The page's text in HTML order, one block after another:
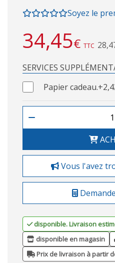
Soyez le
34,45€ TTC
SERVICES
Papier cadeau.
Vous l'avez
disponible. Livraison
disponible en magasin
Prix de livraison à partir